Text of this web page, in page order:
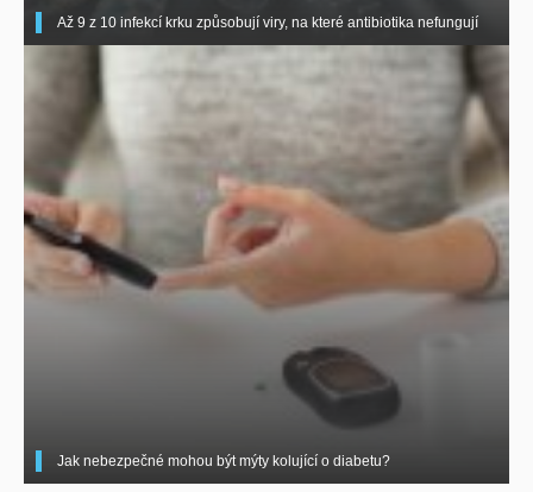
Až 9 z 10 infekcí krku způsobují viry, na které antibiotika nefungují
Jak nebezpečné mohou být mýty kolující o diabetu?